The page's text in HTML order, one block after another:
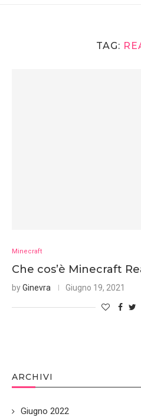
TAG:
Minecraft
Che cos’è Minecraft
byGinevra Giugno 19, 2021
ARCHIVI
Giugno 2022